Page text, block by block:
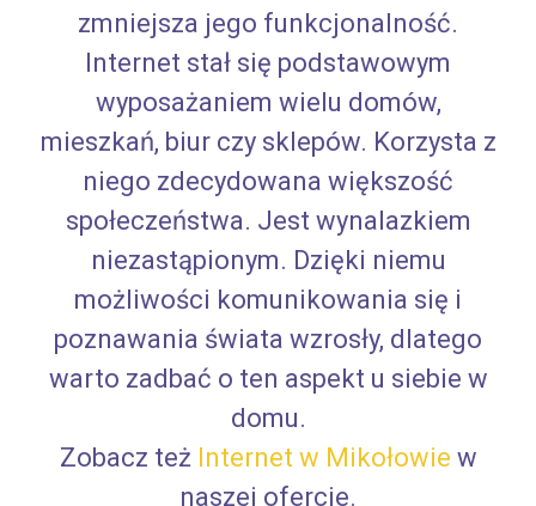
zmniejsza jego funkcjonalność.
Internet stał się podstawowym
wyposażaniem wielu domów,
mieszkań, biur czy sklepów. Korzysta z
niego zdecydowana większość
społeczeństwa. Jest wynalazkiem
niezastąpionym. Dzięki niemu
możliwości komunikowania się i
poznawania świata wzrosły, dlatego
warto zadbać o ten aspekt u siebie w
domu.
Zobacz też Internet w Mikołowie w
naszej ofercie.